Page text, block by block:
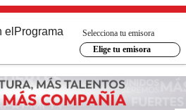
el Programa
Selecciona tu emisora
Elige tu emisora